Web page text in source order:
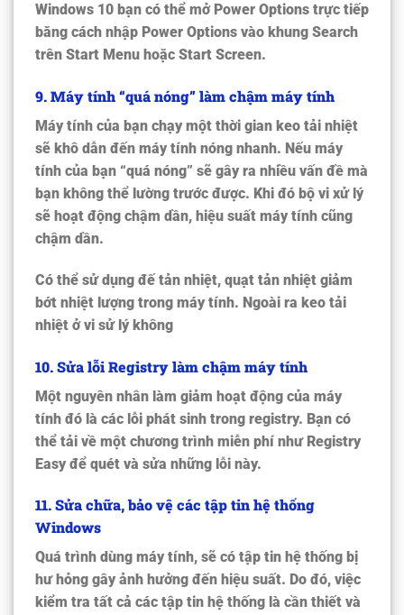
Windows 10 bạn có thể mở Power Options trực tiếp
bằng cách nhập Power Options vào khung Search
trên Start Menu hoặc Start Screen.
9. Máy tính “quá nóng” làm chậm máy tính
Máy tính của bạn chạy một thời gian keo tải nhiệt
sẽ khô dẫn đến máy tính nóng nhanh. Nếu máy
tính của bạn “quá nóng” sẽ gây ra nhiều vấn đề mà
bạn không thể lường trước được. Khi đó bộ vi xử lý
sẽ hoạt động chậm dần, hiệu suất máy tính cũng
chậm dần.
Có thể sử dụng đế tản nhiệt, quạt tản nhiệt giảm
bớt nhiệt lượng trong máy tính. Ngoài ra keo tải
nhiệt ở vi sử lý không
10. Sửa lỗi Registry làm chậm máy tính
Một nguyên nhân làm giảm hoạt động của máy
tính đó là các lỗi phát sinh trong registry. Bạn có
thể tải về một chương trình miễn phí như Registry
Easy để quét và sửa những lỗi này.
11. Sửa chữa, bảo vệ các tập tin hệ thống
Windows
Quá trình dùng máy tính, sẽ có tập tin hệ thống bị
hư hỏng gây ảnh hưởng đến hiệu suất. Do đó, việc
kiểm tra tất cả các tập tin hệ thống là cần thiết và